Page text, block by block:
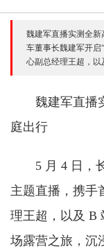
魏建军直播实测全
车董事长魏建军开启
心副总经理王超，以
魏建军直播
庭出行
5 月 4 日，
主题直播，携手
理王超，以及 B
场露营之旅，沉